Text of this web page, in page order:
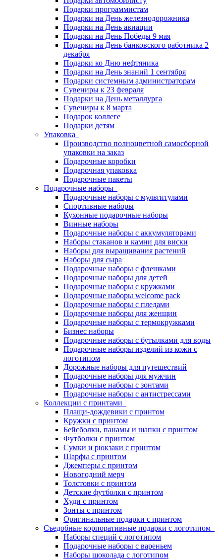
Подарки программистам
Подарки на День железнодорожника
Подарки на День авиации
Подарки на День Победы 9 мая
Подарки на День банковского работника 2
декабря
Подарки ко Дню нефтяника
Подарки на День знаний 1 сентября
Подарки системным администраторам
Сувениры к 23 февраля
Подарки на День металлурга
Сувениры к 8 марта
Подарок коллеге
Подарки детям
Упаковка
Производство полноцветной самосборной
упаковки на заказ
Подарочные коробки
Подарочная упаковка
Подарочные пакеты
Подарочные наборы
Подарочные наборы с мультитулами
Спортивные наборы
Кухонные подарочные наборы
Винные наборы
Подарочные наборы с аккумуляторами
Наборы стаканов и камни для виски
Наборы для выращивания растений
Наборы для сыра
Подарочные наборы с флешками
Подарочные наборы для детей
Подарочные наборы с кружками
Подарочные наборы welcome pack
Подарочные наборы с пледами
Подарочные наборы для женщин
Подарочные наборы с термокружками
Бизнес наборы
Подарочные наборы с бутылками для воды
Подарочные наборы изделий из кожи с
логотипом
Дорожные наборы для путешествий
Подарочные наборы для мужчин
Подарочные наборы с зонтами
Подарочные наборы с антистрессами
Коллекции с принтами
Плащи-дождевики с принтом
Кружки с принтом
Бейсболки, панамы и шапки с принтом
Футболки с принтом
Сумки и рюкзаки с принтом
Шарфы с принтом
Джемперы с принтом
Новогодний мерч
Толстовки с принтом
Детские футболки с принтом
Худи с принтом
Зонты с принтом
Оригинальные подарки с принтом
Съедобные корпоративные подарки с логотипом
Наборы специй с логотипом
Подарочные наборы с вареньем
Наборы шоколада с логотипом